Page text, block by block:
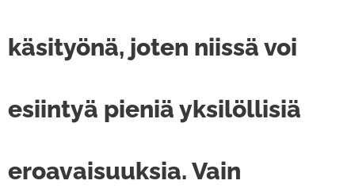
käsityönä, joten niissä voi
esiintyä pieniä yksilöllisiä
eroavaisuuksia. Vain